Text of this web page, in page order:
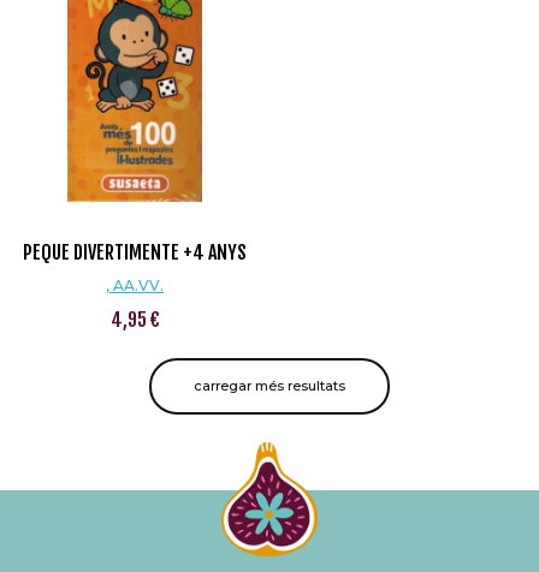
PEQUE DIVERTIMENTE +4 ANYS
, AA.VV.
4,95 €
carregar més resultats